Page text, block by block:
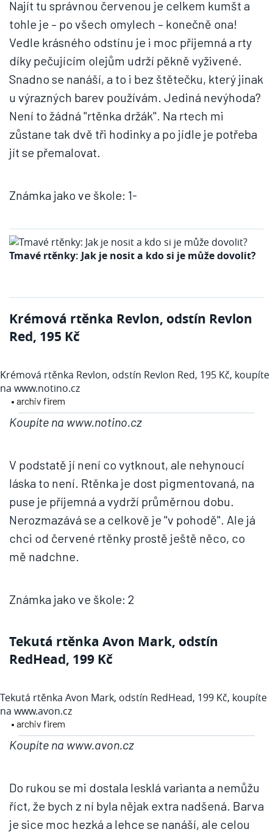
Najít tu správnou červenou je celkem kumšt a
tohle je – po všech omylech – konečně ona!
Vedle krásného odstínu je i moc příjemná a rty
díky pečujícím olejům udrží pěkně vyživené.
Snadno se nanáší, a to i bez štětečku, který jinak
u výrazných barev používám. Jediná nevýhoda?
Není to žádná "rtěnka držák". Na rtech mi
zůstane tak dvě tři hodinky a po jídle je potřeba
jít se přemalovat.
Známka jako ve škole: 1-
Tmavé rtěnky: Jak je nosit a kdo si je může dovolit?
Krémová rtěnka Revlon, odstín Revlon
Red, 195 Kč
Krémová rtěnka Revlon, odstín Revlon Red, 195 Kč, koupíte
na www.notino.cz
• archiv firem
Koupíte na www.notino.cz
V podstatě jí není co vytknout, ale nehynoucí
láska to není. Rtěnka je dost pigmentovaná, na
puse je příjemná a vydrží průměrnou dobu.
Nerozmazává se a celkově je "v pohodě". Ale já
chci od červené rtěnky prostě ještě něco, co
mě nadchne.
Známka jako ve škole: 2
Tekutá rtěnka Avon Mark, odstín
RedHead, 199 Kč
Tekutá rtěnka Avon Mark, odstín RedHead, 199 Kč, koupíte
na www.avon.cz
• archiv firem
Koupíte na www.avon.cz
Do rukou se mi dostala lesklá varianta a nemůžu
říct, že bych z ní byla nějak extra nadšená. Barva
je sice moc hezká a lehce se nanáší, ale celou